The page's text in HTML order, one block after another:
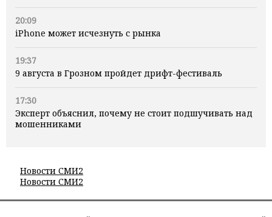
20:09
iPhone может исчезнуть с рынка
19:37
9 августа в Грозном пройдет дрифт-фестиваль
17:30
Эксперт объяснил, почему не стоит подшучивать над
мошенниками
Новости СМИ2
Новости СМИ2